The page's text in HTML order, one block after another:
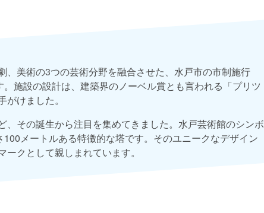
、美術の3つの芸術分野を融合させた、水戸市の市制施行
施設の設計は、建築界のノーベル賞とも言われる「プリツ
けました。
その誕生から注目を集めてきました。水戸芸術館のシンボ
メートルある特徴的な塔です。そのユニークなデザイン
クとして親しまれています。